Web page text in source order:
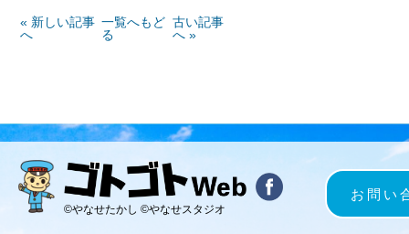
« 新しい記事
へ
一覧へもど
る
古い記事
へ »
©やなせたかし ©やなせスタジオ
お問い